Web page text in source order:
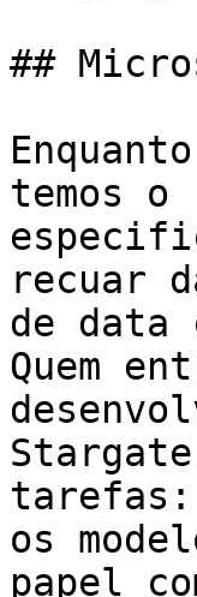
##
temos
recuar
de data
Quem
tarefas:
os
papel